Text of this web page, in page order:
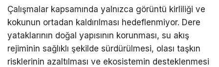
Çalışmalar kapsamında yalnızca görüntü kirliliği ve
kokunun ortadan kaldırılması hedeflenmiyor. Dere
yataklarının doğal yapısının korunması, su akış
rejiminin sağlıklı şekilde sürdürülmesi, olası taşkın
risklerinin azaltılması ve ekosistemin desteklenmesi